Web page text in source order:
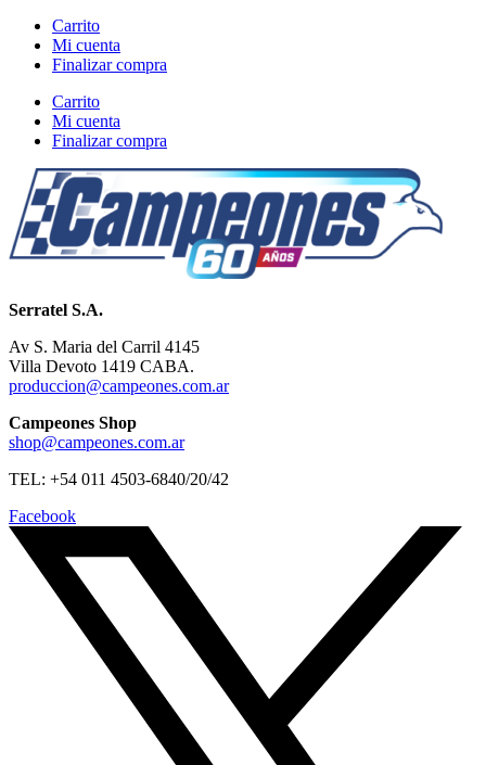
Carrito
Mi cuenta
Finalizar compra
Carrito
Mi cuenta
Finalizar compra
Serratel S.A.
Av S. Maria del Carril 4145
Villa Devoto 1419 CABA.
produccion@campeones.com.ar
Campeones Shop
shop@campeones.com.ar
TEL: +54 011 4503-6840/20/42
Facebook